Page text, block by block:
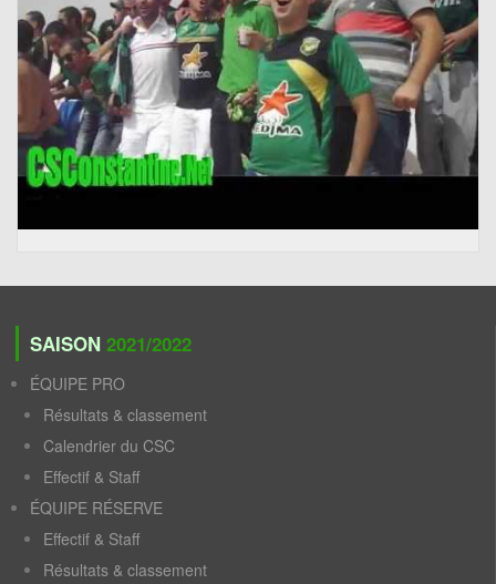
SAISON 2021/2022
ÉQUIPE PRO
Résultats & classement
Calendrier du CSC
Effectif & Staff
ÉQUIPE RÉSERVE
Effectif & Staff
Résultats & classement